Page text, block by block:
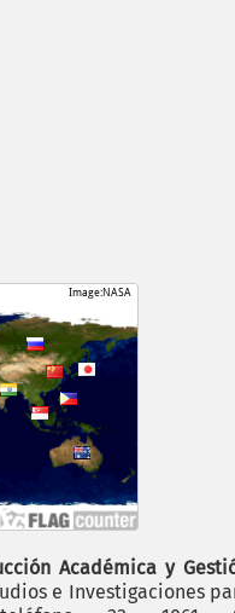
Académica y
e Investigaciones